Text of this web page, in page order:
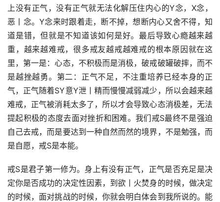
上没有正气，没有正气就无法化解压住内心的Y念，X念，
恶丨念。Y念来时跟着走，断不掉，想断内心又舍不得，知
道是错，但就是不知道该如何是好。最后导致心瘾越来越
重，越来越难戒，很多戒友越戒越难戒的根本原因就在这
里，第一是：心态，不积极而是消极，破戒破罐破摔，而不
是越挫越勇。第二：正气不足，不注重培养已经本身的正
气，正气随着SY意Y泄丨精而慢慢减弱减少，所以会越来越
难戒，正气被消耗太多了，所以才会导致心态消极差，无法
提起积极的态度去面对挫折和困难。我们戒S最终不是强迫
自己去戒，而是要达到一种自然而然的境界，不是勉强，而
是自愿，戒S是本能。
戒S是君子第一修为。身上有没有正气，正气是否充足是决
定你是否成功的决定性因素，到欲丨火焚身的时候，做决定
的时候，面对挑战的时候，你就会明白体会到我所说的。能